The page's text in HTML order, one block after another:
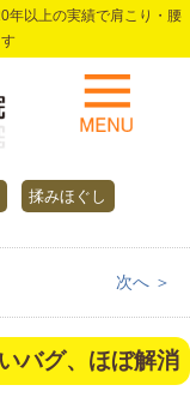
年以上の実績で肩こり・腰
揉みほぐし
次へ ＞
バグ、ほぼ解消